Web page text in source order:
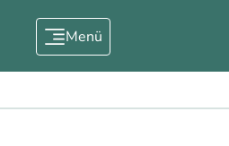
Menü